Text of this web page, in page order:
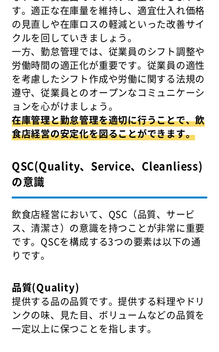
す。適正な在庫量を維持し、適宜仕入れ価格
の見直しや在庫ロスの軽減といった改善サイ
クルを回していきましょう。
一方、勤怠管理では、従業員のシフト調整や
労働時間の適正化が重要です。従業員の適性
を考慮したシフト作成や労働に関する法規の
遵守、従業員とのオープンなコミュニケーシ
ョンを心がけましょう。
在庫管理と勤怠管理を適切に行うことで、飲
食店経営の安定化を図ることができます。
QSC(Quality、Service、Cleanliess)
の意識
飲食店経営において、QSC（品質、サービ
ス、清潔さ）の意識を持つことが非常に重要
です。QSCを構成する3つの要素は以下の通
りです。
品質(Quality)
提供する品の品質です。提供する料理やドリ
ンクの味、見た目、ボリュームなどの品質を
一定以上に保つことを指します。